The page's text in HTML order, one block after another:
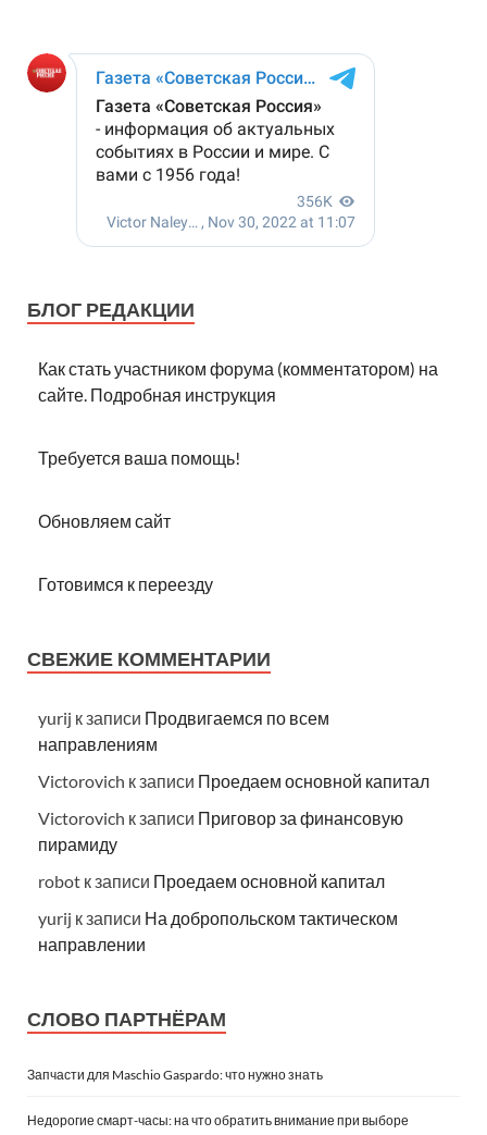
БЛОГ РЕДАКЦИИ
Как стать участником форума (комментатором) на
сайте. Подробная инструкция
Требуется ваша помощь!
Обновляем сайт
Готовимся к переезду
СВЕЖИЕ КОММЕНТАРИИ
yurij к записи Продвигаемся по всем
направлениям
Victorovich к записи Проедаем основной капитал
Victorovich к записи Приговор за финансовую
пирамиду
robot к записи Проедаем основной капитал
yurij к записи На добропольском тактическом
направлении
СЛОВО ПАРТНЁРАМ
Запчасти для Maschio Gaspardo: что нужно знать
Недорогие смарт-часы: на что обратить внимание при выборе